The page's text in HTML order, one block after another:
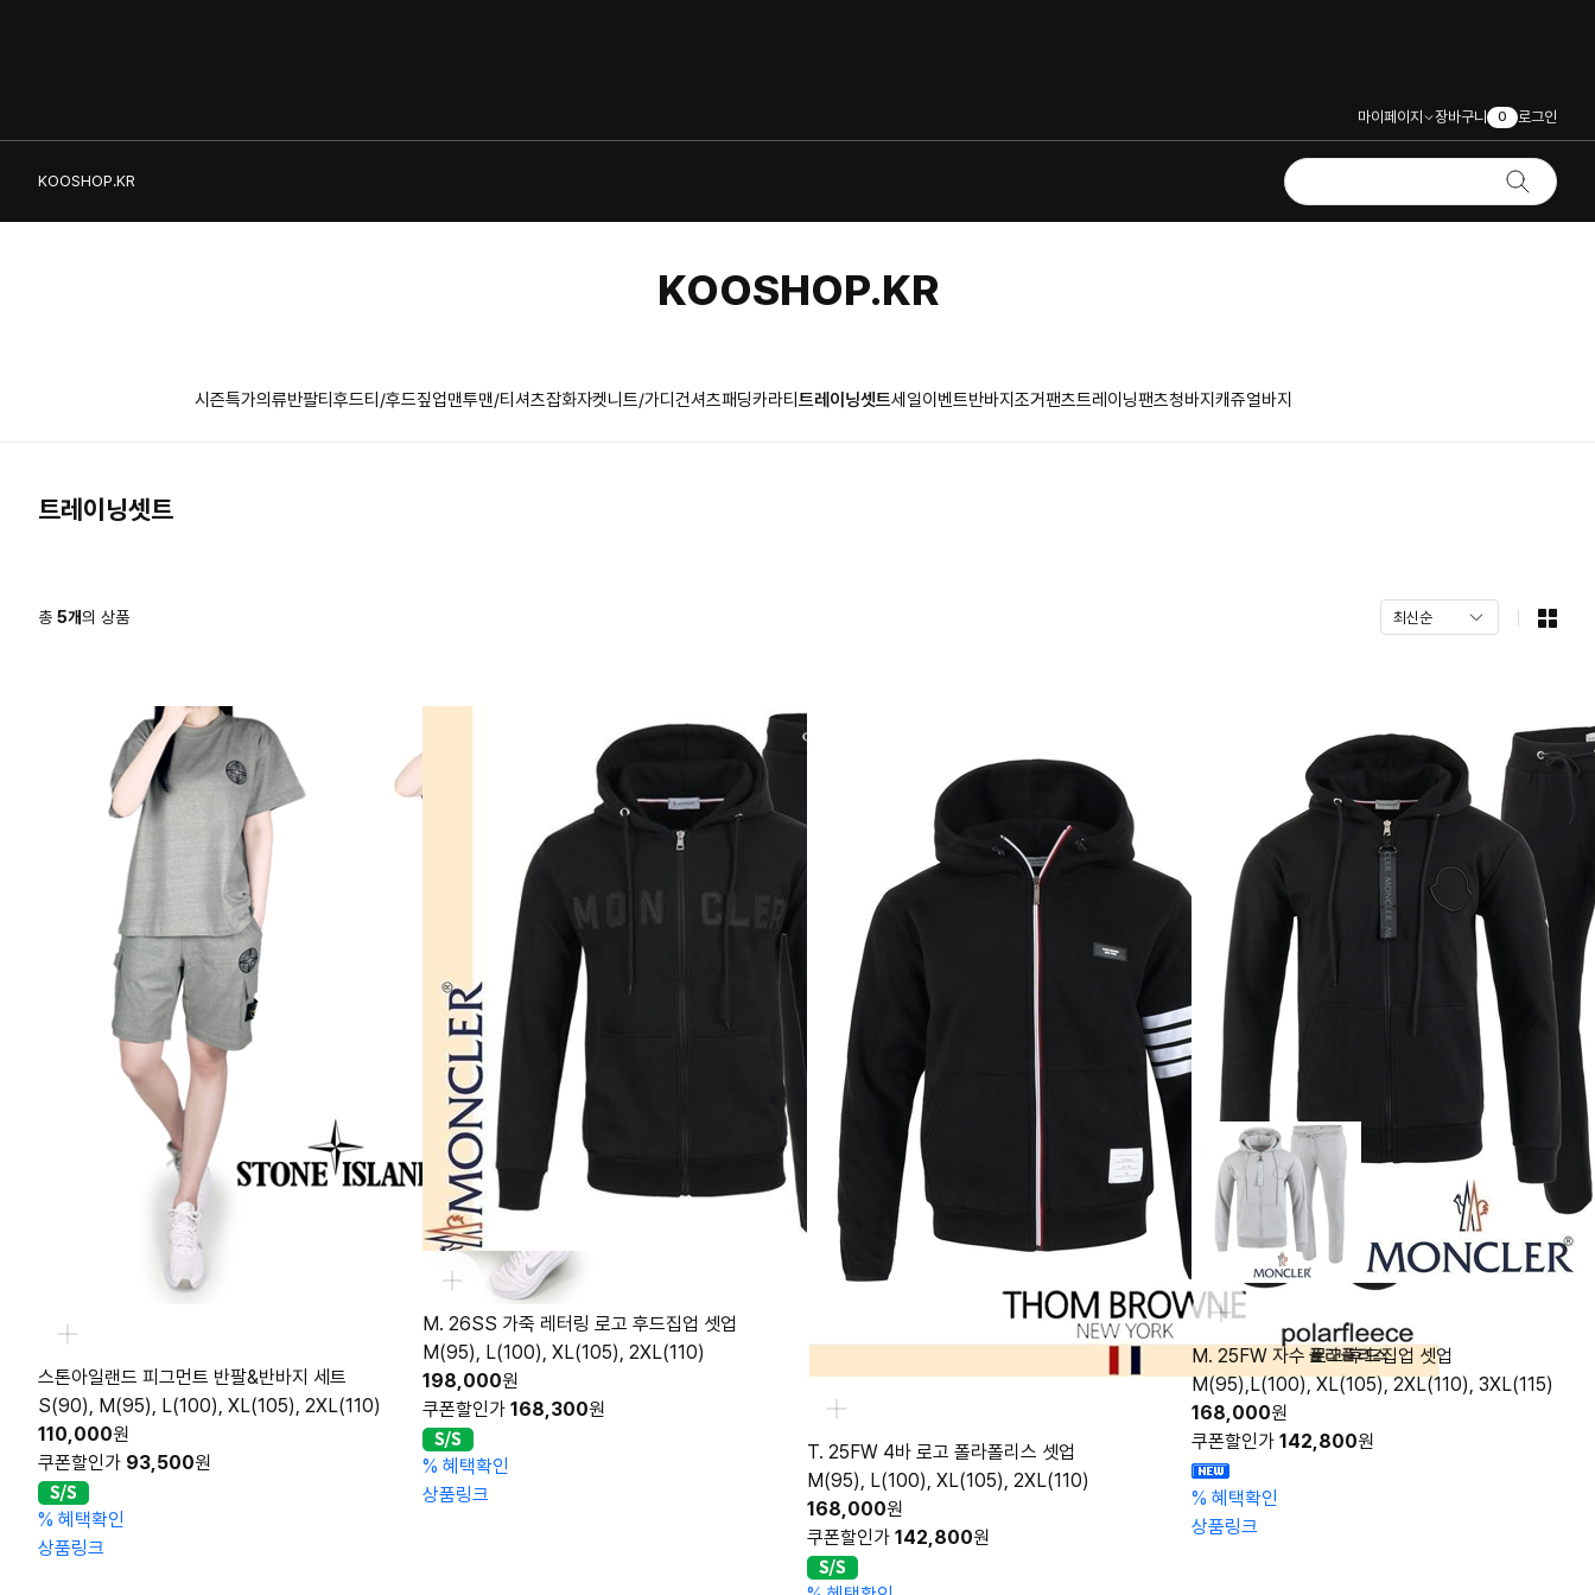
마이페이지 장바구니 0 로그인
KOOSHOP.KR
KOOSHOP.KR
시즌특가의류반팔티 후드티/후드짚업맨투맨/티셔츠잡화자켓니트/가디건셔츠패딩카라티 트레이닝셋트세일이벤트반바지 조거팬츠트레이닝팬츠청바지 캐쥬얼바지
트레이닝셋트
총 5개의 상품
스톤아일랜드 피그먼트 반팔&반바지 세트
S(90), M(95), L(100), XL(105), 2XL(110)
110,000원
쿠폰할인가 93,500원
% 혜택확인
상품링크
M. 26SS 가죽 레터링 로고 후드집업 셋업
M(95), L(100), XL(105), 2XL(110)
198,000원
쿠폰할인가 168,300원
% 혜택확인
상품링크
T. 25FW 4바 로고 폴라폴리스 셋업
M(95), L(100), XL(105), 2XL(110)
168,000원
쿠폰할인가 142,800원
M. 25FW 자수 로고 후드집업 셋업
M(95),L(100), XL(105), 2XL(110), 3XL(115)
168,000원
쿠폰할인가 142,800원
% 혜택확인
상품링크